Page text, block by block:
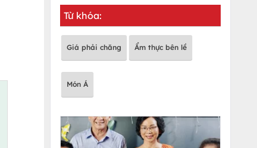
Từ khóa:
Giá phải chăng Ẩm thực bên lề
Món Á